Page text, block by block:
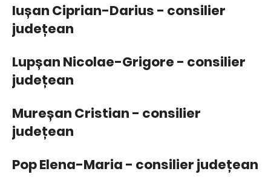
Iușan Ciprian-Darius - consilier
județean
Lupșan Nicolae-Grigore - consilier
județean
Mureșan Cristian - consilier
județean
Pop Elena-Maria - consilier județean